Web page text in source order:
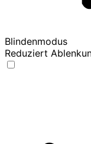
Blindenmodus
Reduziert